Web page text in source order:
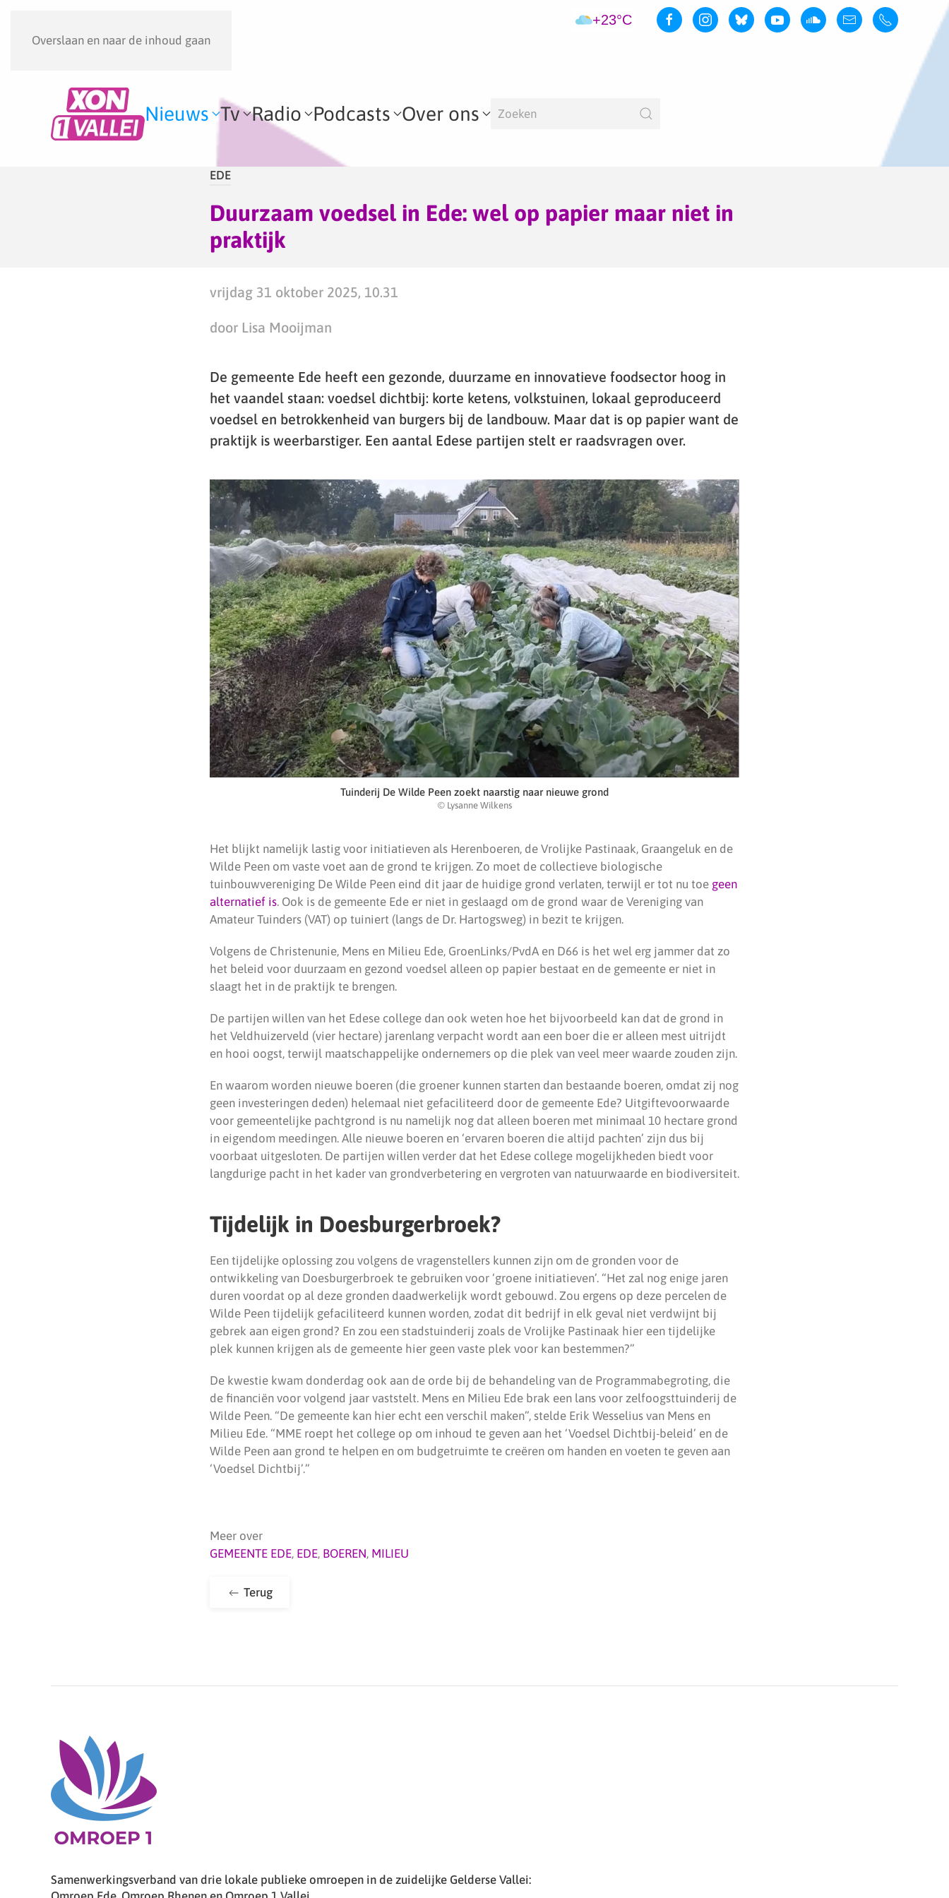
Overslaan en naar de inhoud gaan
+23°C
Nieuws Tv Radio Podcasts Over ons
EDE
Duurzaam voedsel in Ede: wel op papier maar niet in
praktijk
vrijdag 31 oktober 2025, 10.31
door Lisa Mooijman
De gemeente Ede heeft een gezonde, duurzame en innovatieve foodsector hoog in
het vaandel staan: voedsel dichtbij: korte ketens, volkstuinen, lokaal geproduceerd
voedsel en betrokkenheid van burgers bij de landbouw. Maar dat is op papier want de
praktijk is weerbarstiger. Een aantal Edese partijen stelt er raadsvragen over.
Tuinderij De Wilde Peen zoekt naarstig naar nieuwe grond
© Lysanne Wilkens
Het blijkt namelijk lastig voor initiatieven als Herenboeren, de Vrolijke Pastinaak, Graangeluk en de
Wilde Peen om vaste voet aan de grond te krijgen. Zo moet de collectieve biologische
tuinbouwvereniging De Wilde Peen eind dit jaar de huidige grond verlaten, terwijl er tot nu toe geen
alternatief is. Ook is de gemeente Ede er niet in geslaagd om de grond waar de Vereniging van
Amateur Tuinders (VAT) op tuiniert (langs de Dr. Hartogsweg) in bezit te krijgen.
Volgens de Christenunie, Mens en Milieu Ede, GroenLinks/PvdA en D66 is het wel erg jammer dat zo
het beleid voor duurzaam en gezond voedsel alleen op papier bestaat en de gemeente er niet in
slaagt het in de praktijk te brengen.
De partijen willen van het Edese college dan ook weten hoe het bijvoorbeeld kan dat de grond in
het Veldhuizerveld (vier hectare) jarenlang verpacht wordt aan een boer die er alleen mest uitrijdt
en hooi oogst, terwijl maatschappelijke ondernemers op die plek van veel meer waarde zouden zijn.
En waarom worden nieuwe boeren (die groener kunnen starten dan bestaande boeren, omdat zij nog
geen investeringen deden) helemaal niet gefaciliteerd door de gemeente Ede? Uitgiftevoorwaarde
voor gemeentelijke pachtgrond is nu namelijk nog dat alleen boeren met minimaal 10 hectare grond
in eigendom meedingen. Alle nieuwe boeren en ‘ervaren boeren die altijd pachten’ zijn dus bij
voorbaat uitgesloten. De partijen willen verder dat het Edese college mogelijkheden biedt voor
langdurige pacht in het kader van grondverbetering en vergroten van natuurwaarde en biodiversiteit.
Tijdelijk in Doesburgerbroek?
Een tijdelijke oplossing zou volgens de vragenstellers kunnen zijn om de gronden voor de
ontwikkeling van Doesburgerbroek te gebruiken voor ‘groene initiatieven’. “Het zal nog enige jaren
duren voordat op al deze gronden daadwerkelijk wordt gebouwd. Zou ergens op deze percelen de
Wilde Peen tijdelijk gefaciliteerd kunnen worden, zodat dit bedrijf in elk geval niet verdwijnt bij
gebrek aan eigen grond? En zou een stadstuinderij zoals de Vrolijke Pastinaak hier een tijdelijke
plek kunnen krijgen als de gemeente hier geen vaste plek voor kan bestemmen?”
De kwestie kwam donderdag ook aan de orde bij de behandeling van de Programmabegroting, die
de financiën voor volgend jaar vaststelt. Mens en Milieu Ede brak een lans voor zelfoogsttuinderij de
Wilde Peen. “De gemeente kan hier echt een verschil maken”, stelde Erik Wesselius van Mens en
Milieu Ede. “MME roept het college op om inhoud te geven aan het ‘Voedsel Dichtbij-beleid’ en de
Wilde Peen aan grond te helpen en om budgetruimte te creëren om handen en voeten te geven aan
‘Voedsel Dichtbij’.”
Meer over
GEMEENTE EDE, EDE, BOEREN, MILIEU
Terug
Samenwerkingsverband van drie lokale publieke omroepen in de zuidelijke Gelderse Vallei: